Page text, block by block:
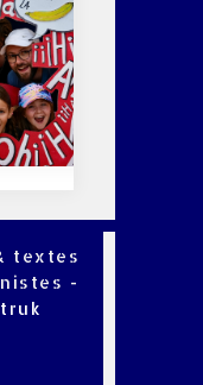
textes
-